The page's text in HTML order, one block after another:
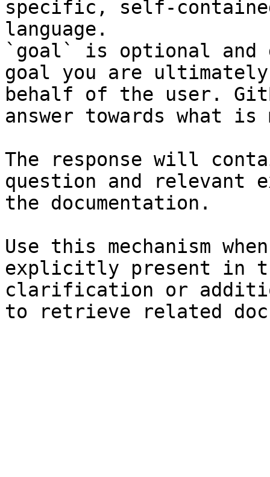
specific, self-
language.
`goal` is optional and
goal you are
behalf of the user.
answer towards what
The response will
question and relevant
the documentation.
Use this mechanism
explicitly present in
clarification or